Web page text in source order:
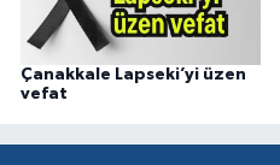
Çanakkale Lapseki’yi üzen
vefat